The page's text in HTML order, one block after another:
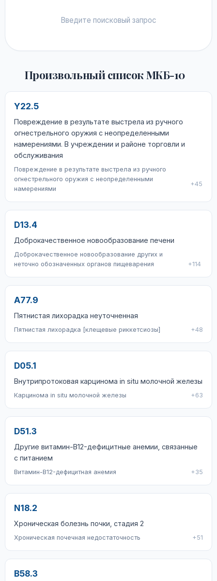
Введите поисковый запрос
Произвольный список МКБ-10
Y22.5
Повреждение в результате выстрела из ручного
огнестрельного оружия с неопределенными
намерениями. В учреждении и районе торговли и
обслуживания
Повреждение в результате выстрела из ручного
огнестрельного оружия с неопределенными
намерениями
+45
D13.4
Доброкачественное новообразование печени
Доброкачественное новообразование других и
неточно обозначенных органов пищеварения
+114
A77.9
Пятнистая лихорадка неуточненная
Пятнистая лихорадка [клещевые риккетсиозы] +48
D05.1
Внутрипротоковая карцинома in situ молочной железы
Карцинома in situ молочной железы +63
D51.3
Другие витамин-B12-дефицитные анемии, связанные
с питанием
Витамин-B12-дефицитная анемия +35
N18.2
Хроническая болезнь почки, стадия 2
Хроническая почечная недостаточность +51
B58.3